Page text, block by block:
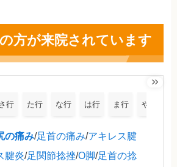
方が来院されています
行 た行 な行 は行 ま行 や行
の痛み/足首の痛み/アキレス腱
腱炎/足関節捻挫/O脚/足首の捻